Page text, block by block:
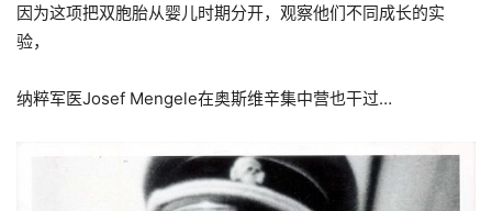
因为这项把双胞胎从婴儿时期分开，观察他们不同成长的实
验，
纳粹军医Josef Mengele在奥斯维辛集中营也干过…